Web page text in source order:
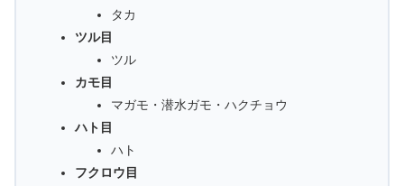
タカ
ツル目
ツル
カモ目
マガモ・潜水ガモ・ハクチョウ
ハト目
ハト
フクロウ目